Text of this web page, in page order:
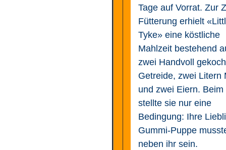
Tage auf Vorrat. Zur
Fütterung erhielt
Tyke» eine köstliche
Mahlzeit bestehend
zwei Handvoll
Getreide, zwei Litern
und zwei Eiern. Beim
stellte sie nur eine
Bedingung: Ihre
Gummi-Puppe
neben ihr sein.